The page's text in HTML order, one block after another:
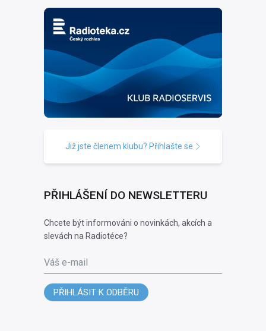
Již jste členem klubu? Přihlašte se
PŘIHLÁŠENÍ DO NEWSLETTERU
Chcete být informováni o novinkách, akcích a
slevách na Radiotéce?
Váš e-mail
PŘIHLÁSIT K ODBĚRU